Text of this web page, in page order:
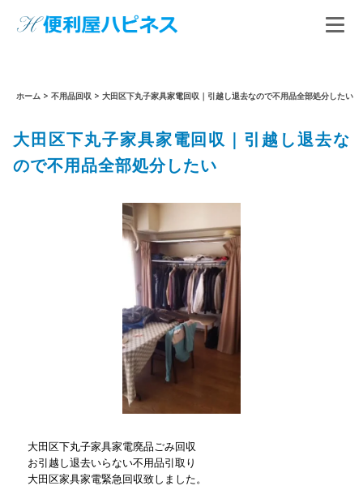
ホーム > 不用品回収 > 大田区下丸子家具家電回収｜引越し退去なので不用品全部処分したい
大田区下丸子家具家電回収｜引越し退去な
ので不用品全部処分したい
大田区下丸子家具家電廃品ごみ回収
お引越し退去いらない不用品引取り
大田区家具家電緊急回収致しました。